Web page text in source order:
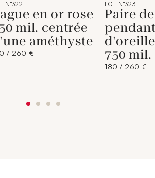
N°322
en or rose
mil. centrée
améthyste
/ 260 €
LOT N°323
Paire
750 mil.
180 / 260 €